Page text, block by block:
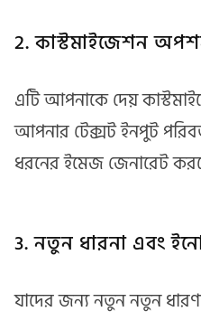
2. কাস্টমাইজেশন
এটি আপনাকে দেয়
আপনার টেক্সট ইনপুট
ধরনের ইমেজ জেনারেট
3. নতুন ধারনা এবং
যাদের জন্য নতুন নতুন